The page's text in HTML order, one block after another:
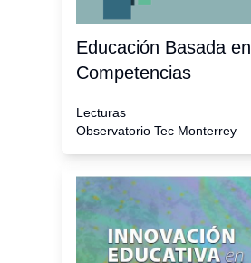
Educación Basada en
Competencias
Lecturas
Observatorio Tec Monterrey